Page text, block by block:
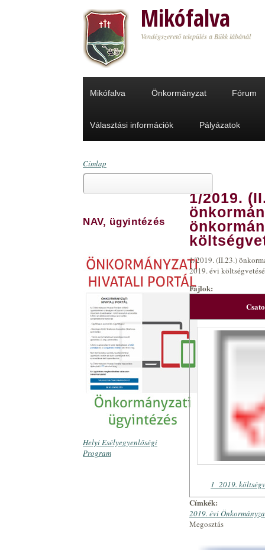
Mikófalva
Vendégszerető település a Bükk lábánál
Mikófalva Önkormányzat Fórum
Választási információk Pályázatok
Címlap
Keresés
NAV, ügyintézés
Helyi Esélyegyenlőségi
Program
1/2019.
1/2019. (II.23.)
2019. évi
Fájlok:
1_2019.
Címkék:
2019. évi
Megosztás